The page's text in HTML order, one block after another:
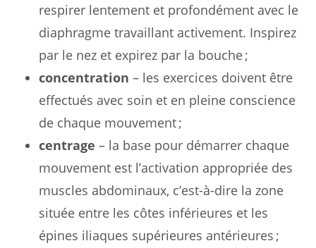
respirer lentement et profondément avec le
diaphragme travaillant activement. Inspirez
par le nez et expirez par la bouche ;
concentration – les exercices doivent être
effectués avec soin et en pleine conscience
de chaque mouvement ;
centrage – la base pour démarrer chaque
mouvement est l’activation appropriée des
muscles abdominaux, c’est-à-dire la zone
située entre les côtes inférieures et les
épines iliaques supérieures antérieures ;